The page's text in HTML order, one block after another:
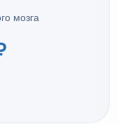
мозга